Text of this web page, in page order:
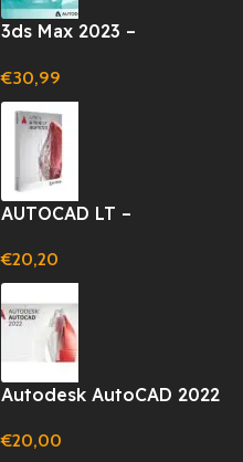
3ds Max 2023 –
LICENZA 1 ANNO
(WINDOWS)
€30,99
AUTOCAD LT –
€20,20
Autodesk AutoCAD 2022
Windows/Mac
€20,00